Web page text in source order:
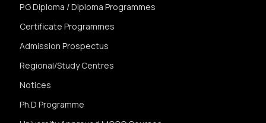
P.G Diploma / Diploma Programmes
Certificate Programmes
Admission Prospectus
Regional/Study Centres
Notices
Ph.D Programme